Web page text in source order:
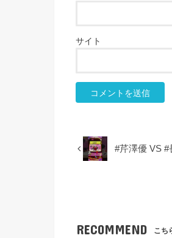
サイト
#芹澤優 VS
RECOMMEND こち